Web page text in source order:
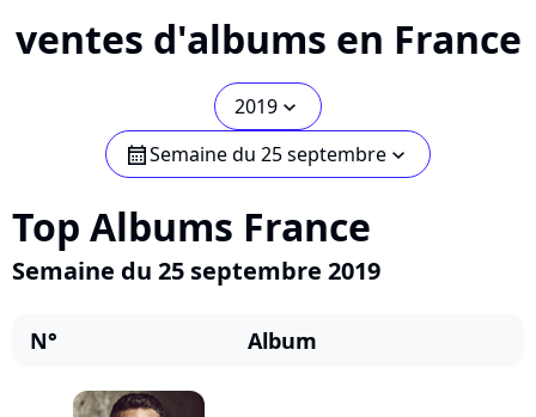
ventes d'albums en France
2019 chevron_bot
calendarSemaine du 25 septembre chevron_bot
Top Albums France
Semaine du 25 septembre 2019
N° Album